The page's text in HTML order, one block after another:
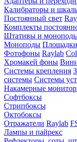
Калибраторы и
Постоянный свет
Комплекты
Штативы и
Моноподы
Фотофоны Raylab
Хромакей фоны
Системы крепления
системы Системы
Накамерные
Софтбоксы
Стрипбоксы
Октобоксы
Отражатели Raylab
Лампы и пайрекс